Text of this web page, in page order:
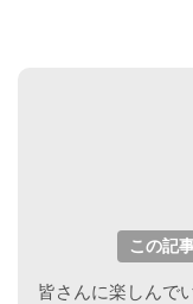
この記
皆さんに楽しんで